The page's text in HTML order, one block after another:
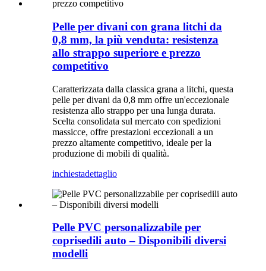
Pelle per divani con grana litchi da
0,8 mm, la più venduta: resistenza
allo strappo superiore e prezzo
competitivo
Caratterizzata dalla classica grana a litchi, questa
pelle per divani da 0,8 mm offre un'eccezionale
resistenza allo strappo per una lunga durata.
Scelta consolidata sul mercato con spedizioni
massicce, offre prestazioni eccezionali a un
prezzo altamente competitivo, ideale per la
produzione di mobili di qualità.
inchiestadettaglio
Pelle PVC personalizzabile per
coprisedili auto – Disponibili diversi
modelli